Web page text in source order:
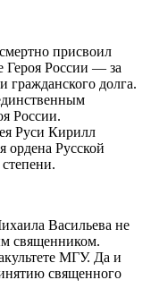
присвоил
Героя России — за
гражданского долга.
России.
Руси Кирилл
ордена Русской
Васильева не
священником.
МГУ. Да и
священного